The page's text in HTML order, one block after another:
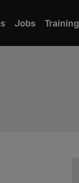
Jobs Training